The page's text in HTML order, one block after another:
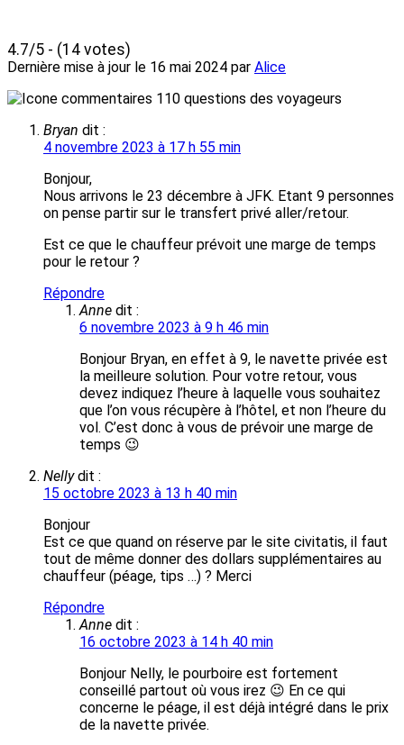
4.7/5 - (14 votes)
Dernière mise à jour le 16 mai 2024 par Alice
110 questions des voyageurs
Bryan dit :
4 novembre 2023 à 17 h 55 min
Bonjour,
Nous arrivons le 23 décembre à JFK. Etant 9 personnes
on pense partir sur le transfert privé aller/retour.
Est ce que le chauffeur prévoit une marge de temps
pour le retour ?
Répondre
Anne dit :
6 novembre 2023 à 9 h 46 min
Bonjour Bryan, en effet à 9, le navette privée est
la meilleure solution. Pour votre retour, vous
devez indiquez l’heure à laquelle vous souhaitez
que l’on vous récupère à l’hôtel, et non l’heure du
vol. C’est donc à vous de prévoir une marge de
temps 😉
Nelly dit :
15 octobre 2023 à 13 h 40 min
Bonjour
Est ce que quand on réserve par le site civitatis, il faut
tout de même donner des dollars supplémentaires au
chauffeur (péage, tips …) ? Merci
Répondre
Anne dit :
16 octobre 2023 à 14 h 40 min
Bonjour Nelly, le pourboire est fortement
conseillé partout où vous irez 😉 En ce qui
concerne le péage, il est déjà intégré dans le prix
de la navette privée.